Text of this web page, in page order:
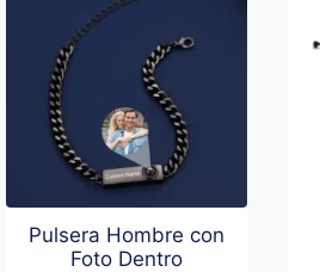
Pulsera Hombre con
Foto Dentro